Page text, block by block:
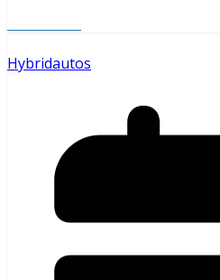
Hybridautos